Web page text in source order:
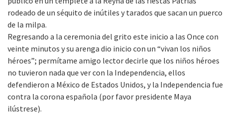
rodeado de un séquito de inútiles y tarados que sacan un puerco
de la milpa.
Regresando a la ceremonia del grito este inicio a las Once con
veinte minutos y su arenga dio inicio con un “vivan los niños
héroes”; permítame amigo lector decirle que los niños héroes
no tuvieron nada que ver con la Independencia, ellos
defendieron a México de Estados Unidos, y la Independencia fue
contra la corona española (por favor presidente Maya
ilústrese).